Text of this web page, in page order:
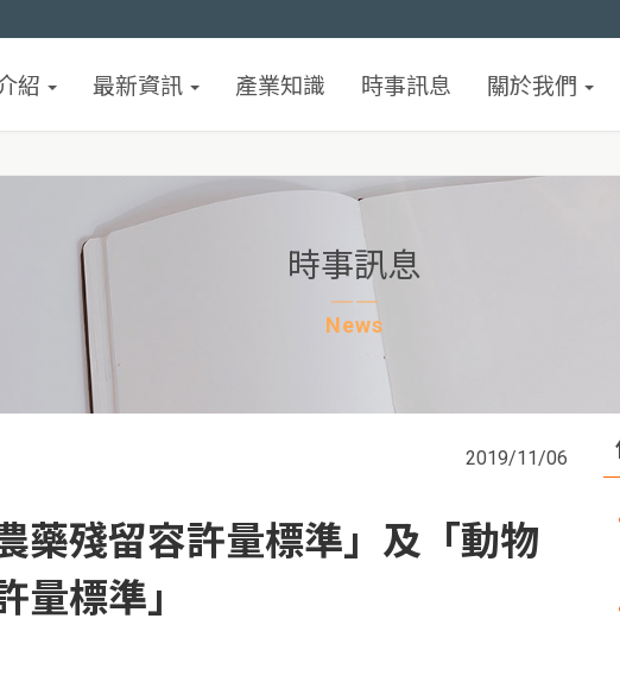
紹 最新資訊 產業知識 時事訊息 關於我們
時事訊息
News
2019/11/06
藥殘留容許量標準」及「動物
量標準」